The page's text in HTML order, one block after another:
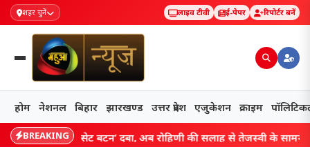
शहर चुनें लाइव टीवी ई-पेपर रिपोर्टर बनें
होम नेशनल बिहार झारखण्ड उत्तर प्रदेश एजुकेशन क्राइम
BREAKING
में ‘रीसेट बटन’ दबा, अब रोहिणी की सलाह से तेजस्वी के सामने नई